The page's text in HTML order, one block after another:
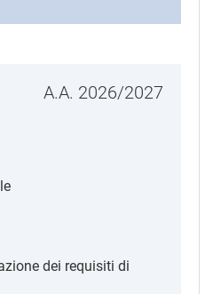
A.A. 2026/2027
dei requisiti di